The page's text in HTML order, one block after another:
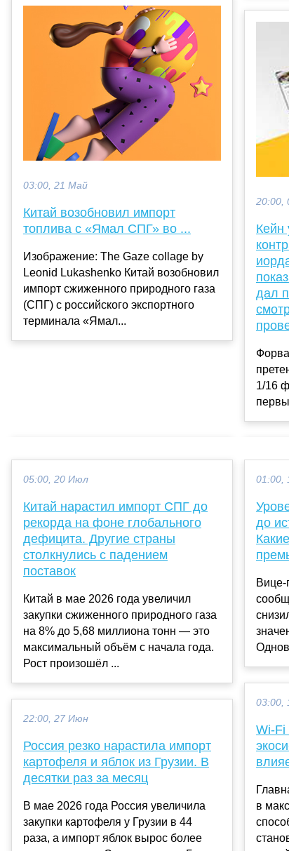
03:00, 21 Май
Китай возобновил импорт
топлива с «Ямал СПГ» во ...
Изображение: The Gaze collage by
Leonid Lukashenko Китай возобновил
импорт сжиженного природного газа
(СПГ) с российского экспортного
терминала «Ямал...
20:00,
Кейн
дал
1/16
05:00, 20 Июл
Китай нарастил импорт СПГ до
рекорда на фоне глобального
дефицита. Другие страны
столкнулись с падением
поставок
Китай в мае 2026 года увеличил
закупки сжиженного природного газа
на 8% до 5,68 миллиона тонн — это
максимальный объём с начала года.
Рост произошёл ...
22:00, 27 Июн
Россия резко нарастила импорт
картофеля и яблок из Грузии. В
десятки раз за месяц
В мае 2026 года Россия увеличила
закупки картофеля у Грузии в 44
раза, а импорт яблок вырос более
01:00,
до
Вице-
03:00,
Wi-Fi
в